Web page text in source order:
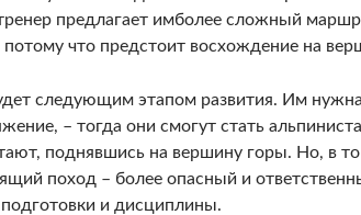
предлагает имболее сложный
потому что предстоит восхождение на
следующим этапом развития. Им
– тогда они смогут стать
поднявшись на вершину горы. Но, в
поход – более опасный и
подготовки и дисциплины.